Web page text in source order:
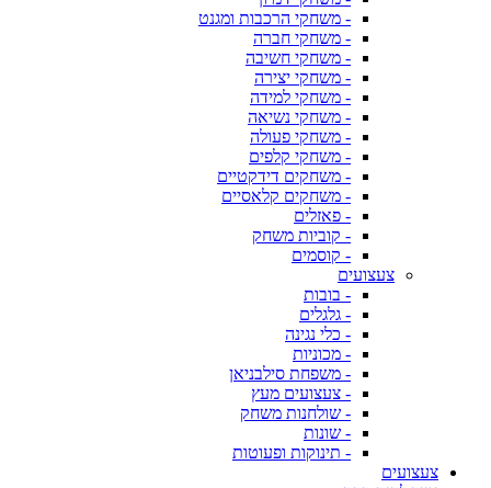
- משחקי הרכבות ומגנט
- משחקי חברה
- משחקי חשיבה
- משחקי יצירה
- משחקי למידה
- משחקי נשיאה
- משחקי פעולה
- משחקי קלפים
- משחקים דידקטיים
- משחקים קלאסיים
- פאזלים
- קוביות משחק
- קוסמים
צעצועים
- בובות
- גלגלים
- כלי נגינה
- מכוניות
- משפחת סילבניאן
- צעצועים מעץ
- שולחנות משחק
- שונות
- תינוקות ופעוטות
צעצועים